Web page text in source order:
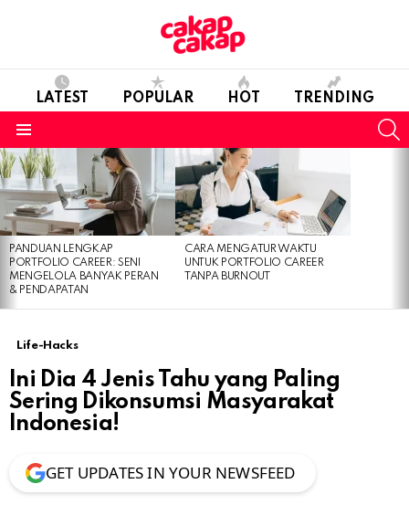
LATEST POPULAR HOT TRENDING
LATEST
STORIES
PANDUAN LENGKAP
PORTFOLIO CAREER: SENI
MENGELOLA BANYAK PERAN
& PENDAPATAN
CARA MENGATUR WAKTU
UNTUK PORTFOLIO CAREER
TANPA BURNOUT
Life-Hacks
Ini Dia 4 Jenis Tahu yang Paling
Sering Dikonsumsi Masyarakat
Indonesia!
GET UPDATES IN YOUR NEWSFEED